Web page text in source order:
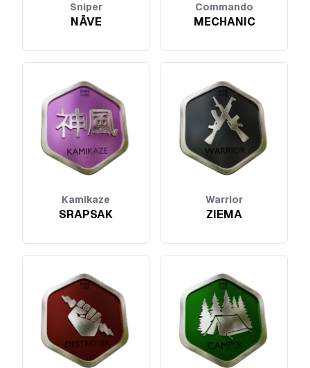
Sniper
NĀVE
Commando
MECHANIC
Kamikaze
SRAPSAK
Warrior
ZIEMA